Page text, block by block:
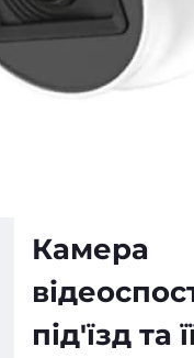
Камера
під'їзд та